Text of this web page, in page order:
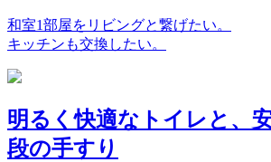
和室1部屋をリビングと繋げたい。
キッチンも交換したい。
明るく快適なトイレと、
段の手すり